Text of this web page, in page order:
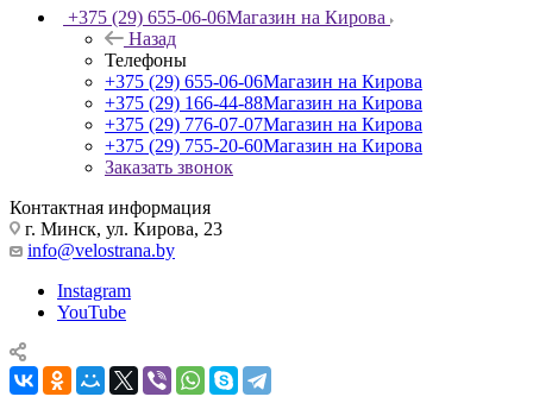
+375 (29) 655-06-06Магазин на Кирова
Назад
Телефоны
+375 (29) 655-06-06Магазин на Кирова
+375 (29) 166-44-88Магазин на Кирова
+375 (29) 776-07-07Магазин на Кирова
+375 (29) 755-20-60Магазин на Кирова
Заказать звонок
Контактная информация
г. Минск, ул. Кирова, 23
info@velostrana.by
Instagram
YouTube